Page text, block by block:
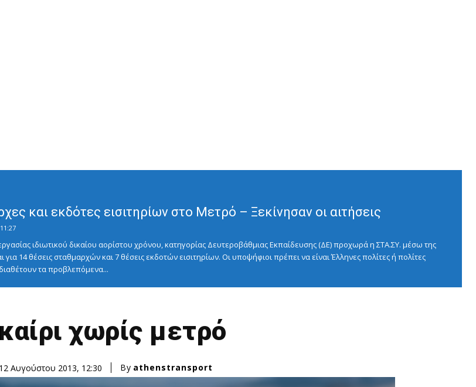
και εκδότες εισιτηρίων στο Μετρό – Ξεκίνησαν οι αιτήσεις
ιδιωτικού δικαίου αορίστου χρόνου, κατηγορίας Δευτεροβάθμιας Εκπαίδευσης (ΔΕ) προχωρά η ΣΤΑ.ΣΥ. μέσω της
14 θέσεις σταθμαρχών και 7 θέσεις εκδοτών εισιτηρίων. Οι υποψήφιοι πρέπει να είναι Έλληνες πολίτες ή πολίτες
τα προβλεπόμενα...
χωρίς μετρό
Αυγούστου 2013, 12:30 By athenstransport